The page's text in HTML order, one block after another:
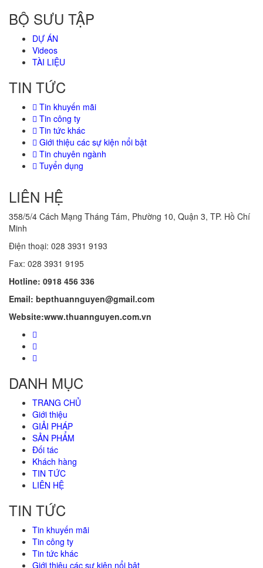
BỘ SƯU TẬP
DỰ ÁN
Videos
TÀI LIỆU
TIN TỨC
Tin khuyến mãi
Tin công ty
Tin tức khác
Giới thiệu các sự kiện nổi bật
Tin chuyên ngành
Tuyển dụng
LIÊN HỆ
358/5/4 Cách Mạng Tháng Tám, Phường 10, Quận 3, TP. Hồ Chí
Minh
Điện thoại: 028 3931 9193
Fax: 028 3931 9195
Hotline: 0918 456 336
Email: bepthuannguyen@gmail.com
Website:www.thuannguyen.com.vn
DANH MỤC
TRANG CHỦ
Giới thiệu
GIẢI PHÁP
SẢN PHẨM
Đối tác
Khách hàng
TIN TỨC
LIÊN HỆ
TIN TỨC
Tin khuyến mãi
Tin công ty
Tin tức khác
Giới thiệu các sự kiện nổi bật